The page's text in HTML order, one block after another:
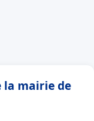
la mairie de